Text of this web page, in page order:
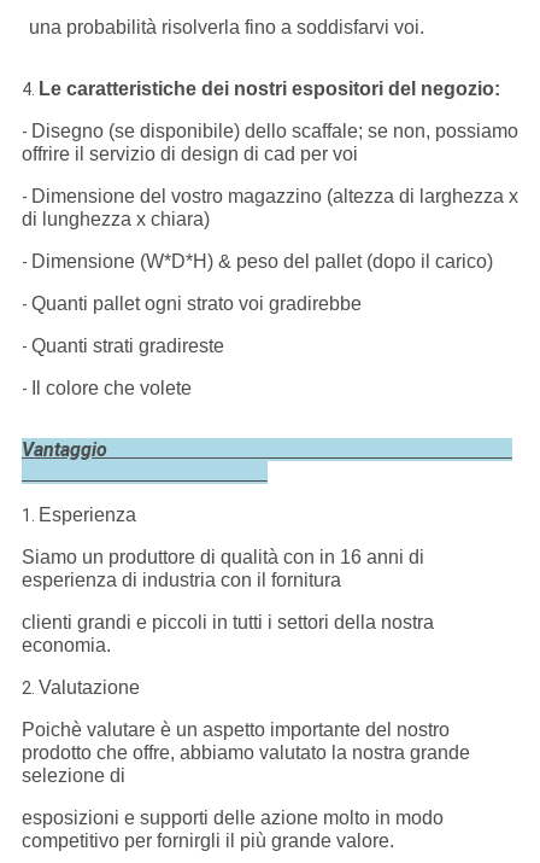
una probabilità risolverla fino a soddisfarvi voi.
4. Le caratteristiche dei nostri espositori del negozio:
- Disegno (se disponibile) dello scaffale; se non, possiamo
offrire il servizio di design di cad per voi
- Dimensione del vostro magazzino (altezza di larghezza x
di lunghezza x chiara)
- Dimensione (W*D*H) & peso del pallet (dopo il carico)
- Quanti pallet ogni strato voi gradirebbe
- Quanti strati gradireste
- Il colore che volete
Vantaggio
1. Esperienza
Siamo un produttore di qualità con in 16 anni di
esperienza di industria con il fornitura
clienti grandi e piccoli in tutti i settori della nostra
economia.
2. Valutazione
Poichè valutare è un aspetto importante del nostro
prodotto che offre, abbiamo valutato la nostra grande
selezione di
esposizioni e supporti delle azione molto in modo
competitivo per fornirgli il più grande valore.